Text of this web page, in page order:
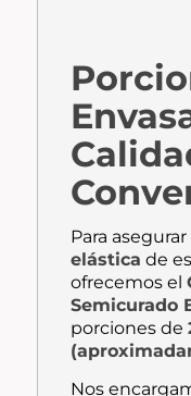
Para
elástica de
ofrecemos el
Semicurado
porciones de
Nos